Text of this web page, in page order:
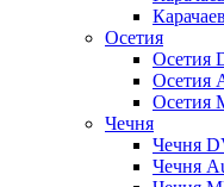
Осетия
Осетия
Осетия
Осетия
Чечня
Чечня
Чечня